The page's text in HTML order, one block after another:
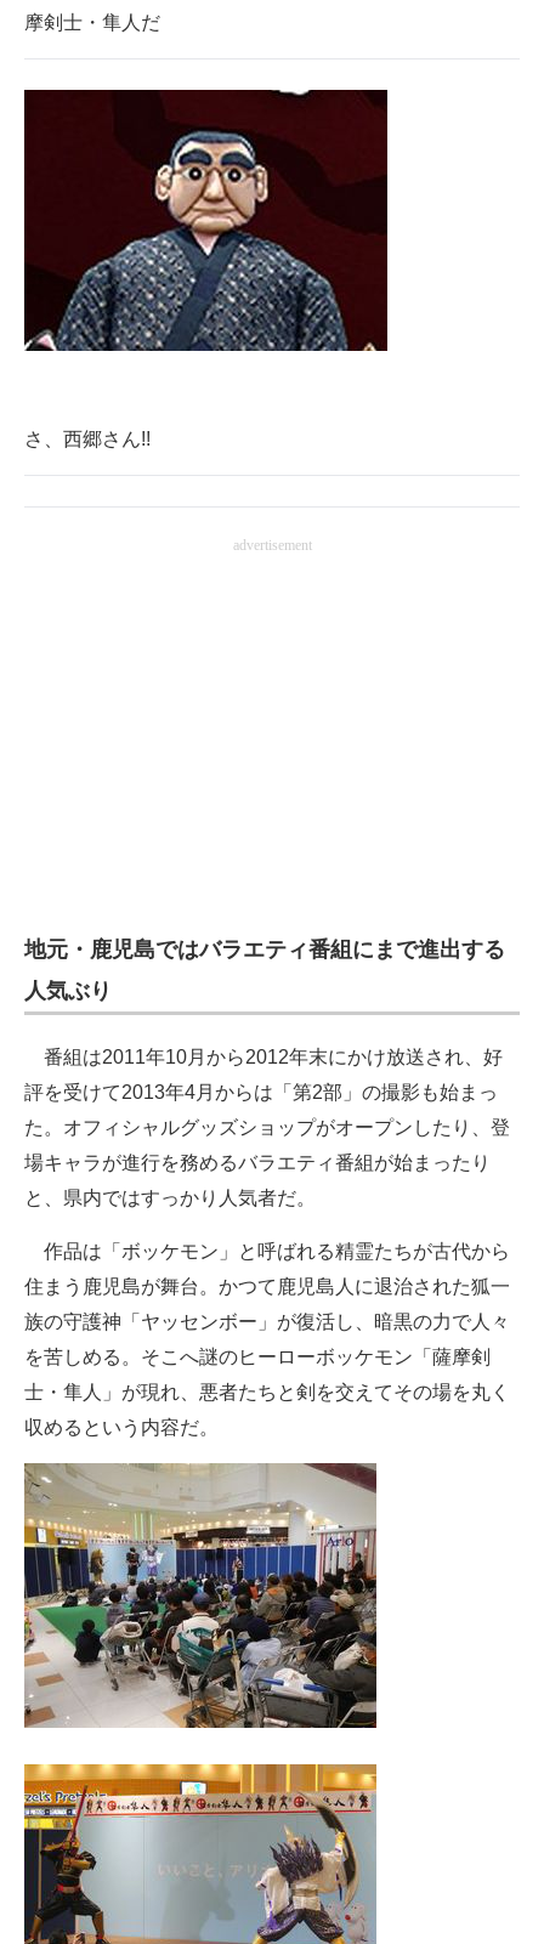
エレクトロニクス専門サイト
電子設計の基本と応用
建設×テクノロジーの最前線
ちょっと気になるネットの話題
摩剣士・隼人だ
さ、西郷さん!!
advertisement
地元・鹿児島ではバラエティ番組にまで進出する
人気ぶり
番組は2011年10月から2012年末にかけ放送され、好
評を受けて2013年4月からは「第2部」の撮影も始まっ
た。オフィシャルグッズショップがオープンしたり、登
場キャラが進行を務めるバラエティ番組が始まったり
と、県内ではすっかり人気者だ。
作品は「ボッケモン」と呼ばれる精霊たちが古代から
住まう鹿児島が舞台。かつて鹿児島人に退治された狐一
族の守護神「ヤッセンボー」が復活し、暗黒の力で人々
を苦しめる。そこへ謎のヒーローボッケモン「薩摩剣
士・隼人」が現れ、悪者たちと剣を交えてその場を丸く
収めるという内容だ。